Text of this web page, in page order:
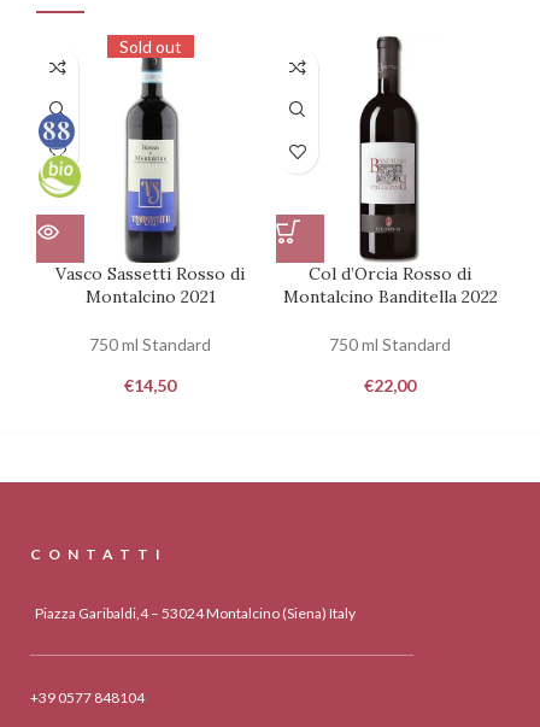
Sold out
Vasco Sassetti Rosso di
Montalcino 2021
750 ml Standard
€14,50
Col d’Orcia Rosso di
Montalcino Banditella 2022
750 ml Standard
€22,00
88
100
CONTATTI
Piazza Garibaldi,4 – 53024 Montalcino (Siena) Italy
+39 0577 848104